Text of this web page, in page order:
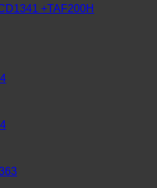
+TAF200H